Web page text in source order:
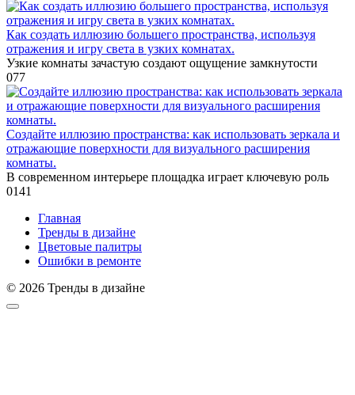
Как создать иллюзию большего пространства, используя
отражения и игру света в узких комнатах.
Узкие комнаты зачастую создают ощущение замкнутости
077
Создайте иллюзию пространства: как использовать зеркала и
отражающие поверхности для визуального расширения
комнаты.
В современном интерьере площадка играет ключевую роль
0141
Главная
Тренды в дизайне
Цветовые палитры
Ошибки в ремонте
© 2026 Тренды в дизайне